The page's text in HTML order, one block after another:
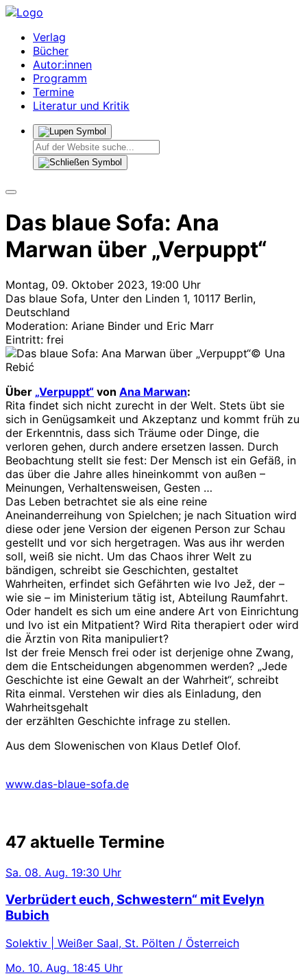
Verlag
Bücher
Autor:innen
Programm
Termine
Literatur und Kritik
Das blaue Sofa: Ana
Marwan über „Verpuppt“
Montag, 09. Oktober 2023, 19:00 Uhr
Das blaue Sofa, Unter den Linden 1, 10117 Berlin,
Deutschland
Moderation: Ariane Binder und Eric Marr
Eintritt: frei
© Una
Rebić
Über „Verpuppt“ von Ana Marwan:
Rita findet sich nicht zurecht in der Welt. Stets übt sie
sich in Genügsamkeit und Akzeptanz und kommt früh zu
der Erkenntnis, dass sich Träume oder Dinge, die
verloren gehen, durch andere ersetzen lassen. Durch
Beobachtung stellt sie fest: Der Mensch ist ein Gefäß, in
das über die Jahre alles hineinkommt von außen –
Meinungen, Verhaltensweisen, Gesten …
Das Leben betrachtet sie als eine reine
Aneinanderreihung von Spielchen; je nach Situation wird
diese oder jene Version der eigenen Person zur Schau
gestellt und vor sich hergetragen. Was aus ihr werden
soll, weiß sie nicht. Um das Chaos ihrer Welt zu
bändigen, schreibt sie Geschichten, gestaltet
Wahrheiten, erfindet sich Gefährten wie Ivo Jež, der –
wie sie – im Ministerium tätig ist, Abteilung Raumfahrt.
Oder handelt es sich um eine andere Art von Einrichtung
und Ivo ist ein Mitpatient? Wird Rita therapiert oder wird
die Ärztin von Rita manipuliert?
Ist der freie Mensch frei oder ist derjenige ohne Zwang,
dem die Entscheidungen abgenommen werden? „Jede
Geschichte ist eine Gewalt an der Wahrheit“, schreibt
Rita einmal. Verstehen wir dies als Einladung, den
Wahrheitsgehalt
der erzählten Geschichte infrage zu stellen.
Aus dem Slowenischen von Klaus Detlef Olof.
www.das-blaue-sofa.de
47 aktuelle Termine
Sa. 08. Aug. 19:30 Uhr
Verbrüdert euch, Schwestern“ mit Evelyn
Bubich
Solektiv | Weißer Saal, St. Pölten / Österreich
Mo. 10. Aug. 18:45 Uhr